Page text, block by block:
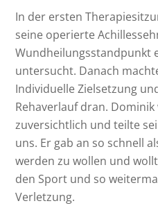
In der ersten
seine operierte
Wundheilungsstandpunkt
untersucht. Danach
Individuelle Zielsetzung
Rehaverlauf dran.
zuversichtlich und teilte
uns. Er gab an so schnell
werden zu wollen und
den Sport und so
Verletzung.